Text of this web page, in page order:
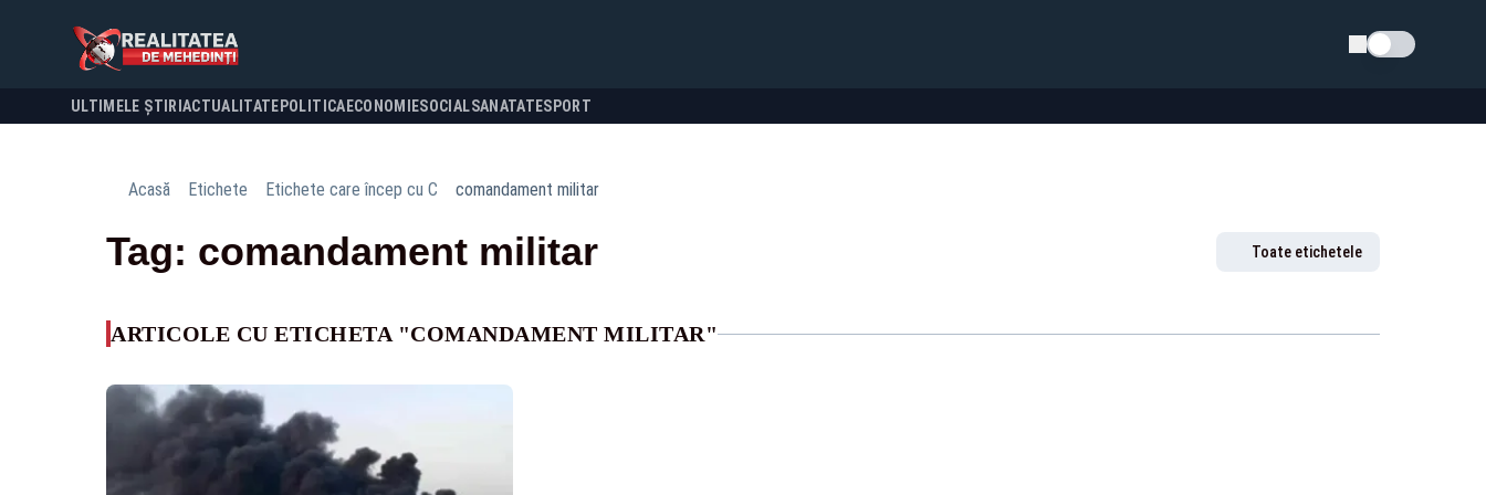
Schimba tema
ULTIMELE ȘTIRI ACTUALITATE POLITICA ECONOMIESOCIALSANATATESPORT
Acasă Etichete Etichete care încep cu C comandament militar
Tag: comandament militar Toate etichetele
ARTICOLE CU ETICHETA "COMANDAMENT MILITAR"